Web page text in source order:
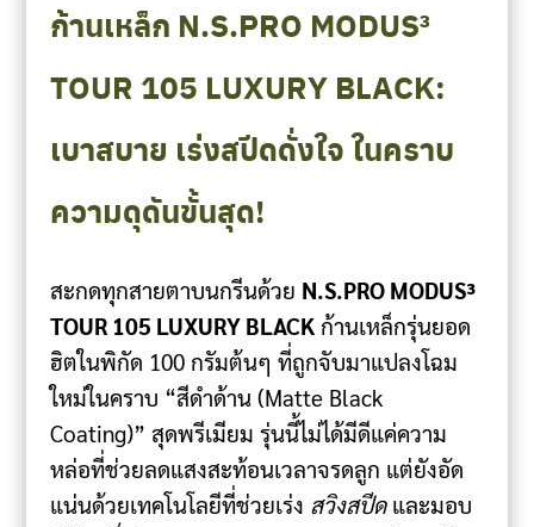
ก้านเหล็ก N.S.PRO MODUS³
TOUR 105 LUXURY BLACK:
เบาสบาย เร่งสปีดดั่งใจ ในคราบ
ความดุดันขั้นสุด!
สะกดทุกสายตาบนกรีนด้วย N.S.PRO MODUS³
TOUR 105 LUXURY BLACK ก้านเหล็กรุ่นยอด
ฮิตในพิกัด 100 กรัมต้นๆ ที่ถูกจับมาแปลงโฉม
ใหม่ในคราบ “สีดำด้าน (Matte Black
Coating)” สุดพรีเมียม รุ่นนี้ไม่ได้มีดีแค่ความ
หล่อที่ช่วยลดแสงสะท้อนเวลาจรดลูก แต่ยังอัด
แน่นด้วยเทคโนโลยีที่ช่วยเร่ง สวิงสปีดและมอบ